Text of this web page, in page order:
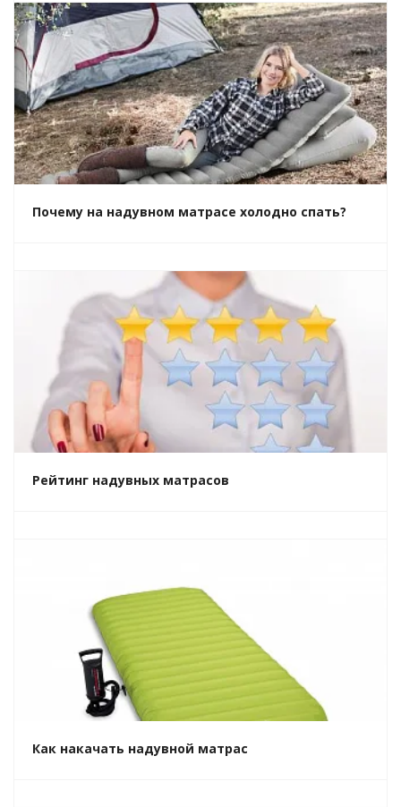
Почему на надувном матрасе холодно спать?
Рейтинг надувных матрасов
Как накачать надувной матрас